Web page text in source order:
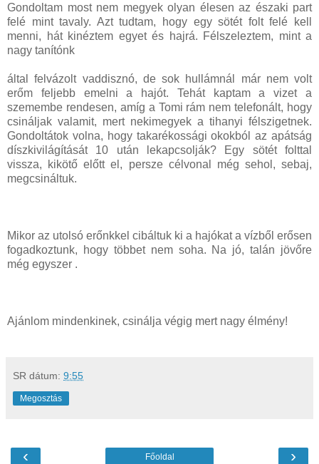
Gondoltam most nem megyek olyan élesen az északi part
felé mint tavaly. Azt tudtam, hogy egy sötét folt felé kell
menni, hát kinéztem egyet és hajrá. Félszeleztem, mint a
nagy tanítónk
által felvázolt vaddisznó, de sok hullámnál már nem volt
erőm feljebb emelni a hajót. Tehát kaptam a vizet a
szemembe rendesen, amíg a Tomi rám nem telefonált, hogy
csináljak valamit, mert nekimegyek a tihanyi félszigetnek.
Gondoltátok volna, hogy takarékossági okokból az apátság
díszkivilágítását 10 után lekapcsolják? Egy sötét folttal
vissza, kikötő előtt el, persze célvonal még sehol, sebaj,
megcsináltuk.
Mikor az utolsó erőnkkel cibáltuk ki a hajókat a vízből erősen
fogadkoztunk, hogy többet nem soha. Na jó, talán jövőre
még egyszer .
Ajánlom mindenkinek, csinálja végig mert nagy élmény!
SR dátum: 9:55
Megosztás
‹ ›
Főoldal